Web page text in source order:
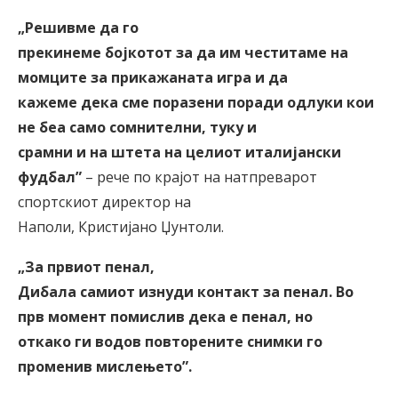
„Решивме да го
прекинеме бојкотот за да им честитаме на
момците за прикажаната игра и да
кажеме дека сме поразени поради одлуки кои
не беа само сомнителни, туку и
срамни и на штета на целиот италијански
фудбал” – рече по крајот на натпреварот
спортскиот директор на
Наполи, Кристијано Џунтоли.
„За првиот пенал,
Дибала самиот изнуди контакт за пенал. Во
прв момент помислив дека е пенал, но
откако ги водов повторените снимки го
променив мислењето”.